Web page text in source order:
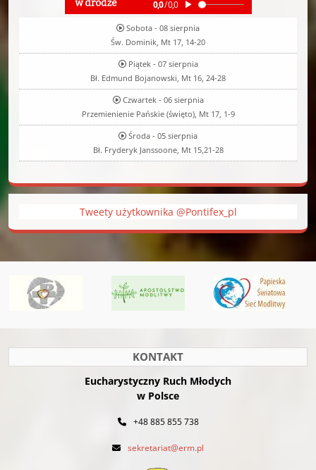
Sobota - 08 sierpnia
Św. Dominik, Mt 17, 14-20
Piątek - 07 sierpnia
Bł. Edmund Bojanowski, Mt 16, 24-28
Czwartek - 06 sierpnia
Przemienienie Pańskie (święto), Mt 17, 1-9
Środa - 05 sierpnia
Bł. Fryderyk Janssoone, Mt 15,21-28
Tweety użytkownika @Pontifex_pl
KONTAKT
Eucharystyczny Ruch Młodych
w Polsce
+48 885 855 738
sekretariat@erm.pl